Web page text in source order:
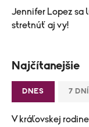
Jennifer Lopez sa
stretnúť aj vy!
Najčítanejšie
DNES 7 DNÍ
V kráľovskej